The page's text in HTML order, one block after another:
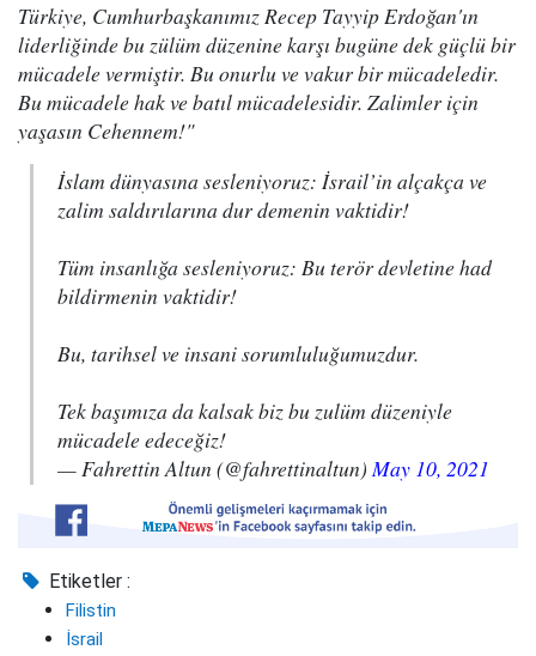
Türkiye, Cumhurbaşkanımız Recep Tayyip Erdoğan'ın
liderliğinde bu zülüm düzenine karşı bugüne dek güçlü bir
mücadele vermiştir. Bu onurlu ve vakur bir mücadeledir.
Bu mücadele hak ve batıl mücadelesidir. Zalimler için
yaşasın Cehennem!"
İslam dünyasına sesleniyoruz: İsrail’in alçakça ve
zalim saldırılarına dur demenin vaktidir!
Tüm insanlığa sesleniyoruz: Bu terör devletine had
bildirmenin vaktidir!
Bu, tarihsel ve insani sorumluluğumuzdur.
Tek başımıza da kalsak biz bu zulüm düzeniyle
mücadele edeceğiz!
— Fahrettin Altun (@fahrettinaltun)May 10, 2021
Etiketler :
Filistin
İsrail